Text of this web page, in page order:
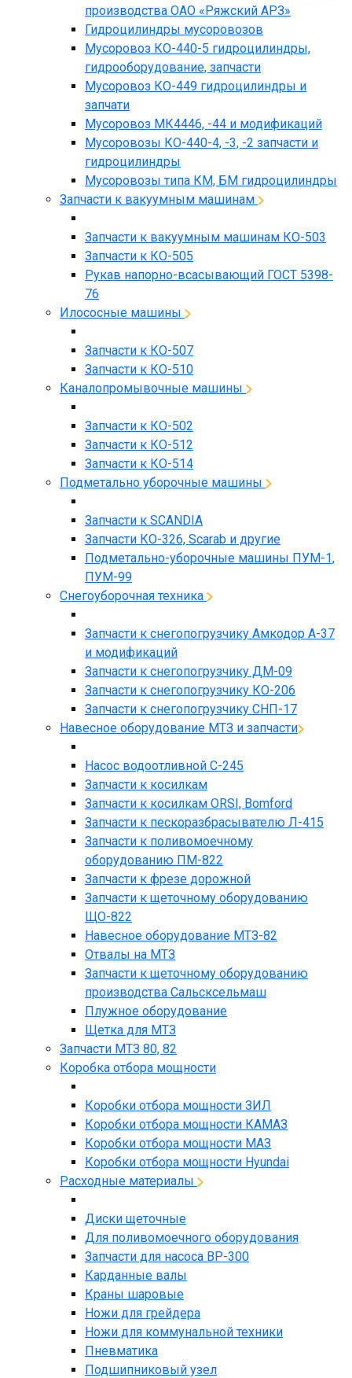
производства ОАО «Ряжский АРЗ»
Гидроцилиндры мусоровозов
Мусоровоз КО-440-5 гидроцилиндры,
гидрооборудование, запчасти
Мусоровоз КО-449 гидроцилиндры и
запчати
Мусоровоз МК4446, -44 и модификаций
Мусоровозы КО-440-4, -3, -2 запчасти и
гидроцилиндры
Мусоровозы типа КМ, БМ гидроцилиндры
Запчасти к вакуумным машинам
Запчасти к вакуумным машинам КО-503
Запчасти к КО-505
Рукав напорно-всасывающий ГОСТ 5398-
76
Илососные машины
Запчасти к КО-507
Запчасти к КО-510
Каналопромывочные машины
Запчасти к КО-502
Запчасти к КО-512
Запчасти к КО-514
Подметально уборочные машины
Запчасти к SCANDIA
Запчасти КО-326, Scarab и другие
Подметально-уборочные машины ПУМ-1,
ПУМ-99
Снегоуборочная техника
Запчасти к снегопогрузчику Амкодор А-37
и модификаций
Запчасти к снегопогрузчику ДМ-09
Запчасти к снегопогрузчику КО-206
Запчасти к снегопогрузчику СНП-17
Навесное оборудование МТЗ и запчасти
Насос водоотливной С-245
Запчасти к косилкам
Запчасти к косилкам ORSI, Bomford
Запчасти к пескоразбрасывателю Л-415
Запчасти к поливомоечному
оборудованию ПМ-822
Запчасти к фрезе дорожной
Запчасти к щеточному оборудованию
ЩО-822
Навесное оборудование МТЗ-82
Отвалы на МТЗ
Запчасти к щеточному оборудованию
производства Сальсксельмаш
Плужное оборудование
Щетка для МТЗ
Запчасти МТЗ 80, 82
Коробка отбора мощности
Коробки отбора мощности ЗИЛ
Коробки отбора мощности КАМАЗ
Коробки отбора мощности МАЗ
Коробки отбора мощности Hyundai
Расходные материалы
Диски щеточные
Для поливомоечного оборудования
Запчасти для насоса BP-300
Карданные валы
Краны шаровые
Ножи для грейдера
Ножи для коммунальной техники
Пневматика
Подшипниковый узел